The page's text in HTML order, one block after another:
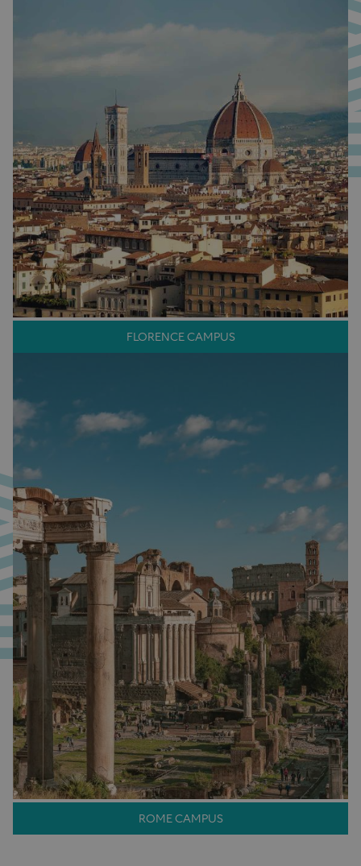
FLORENCE CAMPUS
ROME CAMPUS